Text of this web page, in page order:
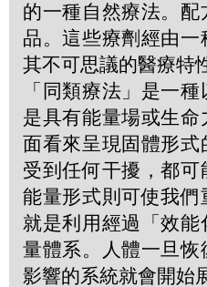
的一種自然療法。
品。這些療劑經由
其不可思議的醫療特
「同類療法」是一
是具有能量場或生
面看來呈現固體形
受到任何干擾，都
能量形式則可使我
就是利用經過「效
量體系。人體一旦
影響的系統就會開始